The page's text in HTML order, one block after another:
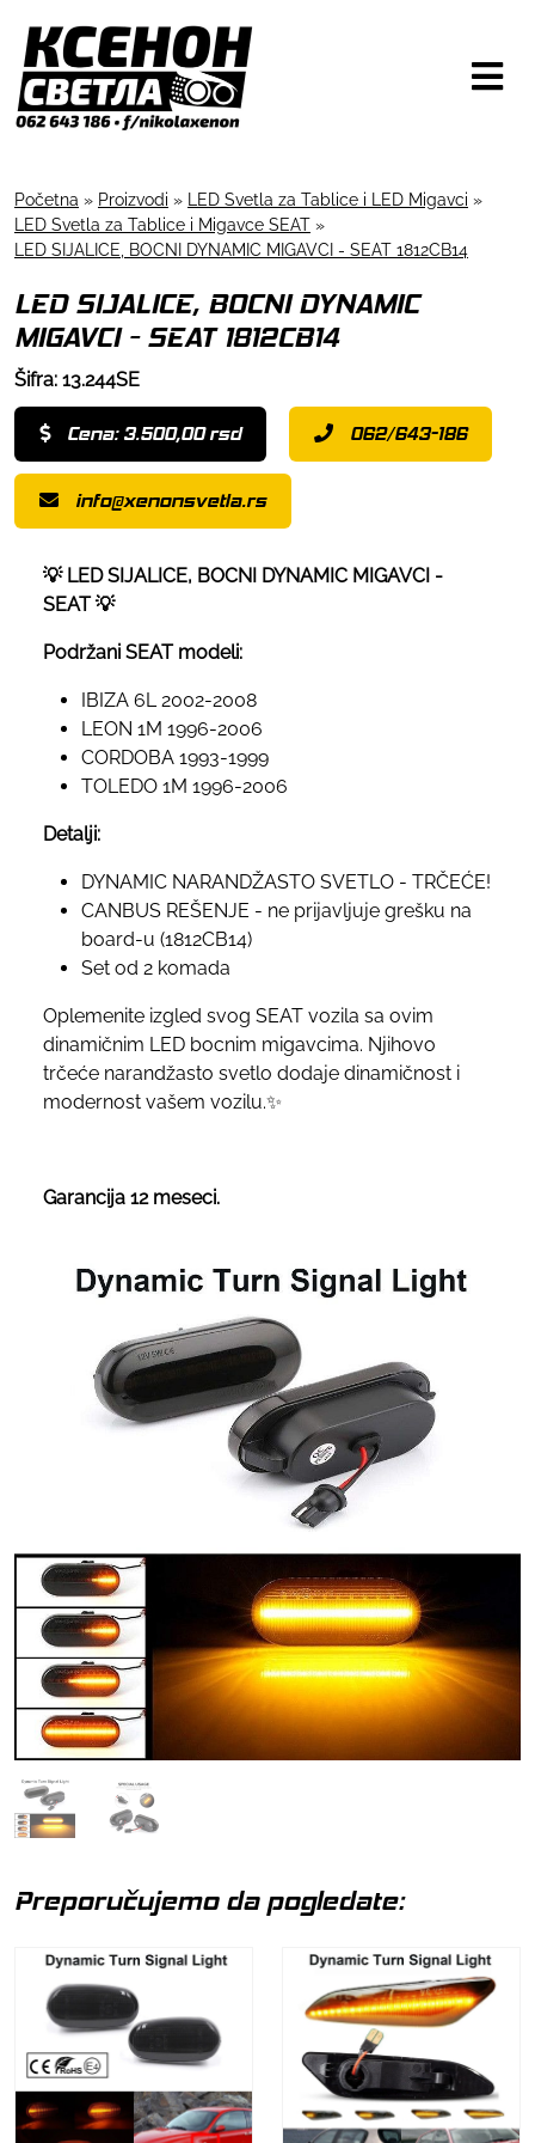
Početna » Proizvodi » LED Svetla za Tablice i LED Migavci »
LED Svetla za Tablice i Migavce SEAT »
LED SIJALICE, BOCNI DYNAMIC MIGAVCI - SEAT 1812CB14
LED SIJALICE, BOCNI DYNAMIC
MIGAVCI - SEAT 1812CB14
Šifra: 13.244SE
Cena: 3.500,00 rsd 062/643-186
info@xenonsvetla.rs
💡 LED SIJALICE, BOCNI DYNAMIC MIGAVCI -
SEAT 💡
Podržani SEAT modeli:
IBIZA 6L 2002-2008
LEON 1M 1996-2006
CORDOBA 1993-1999
TOLEDO 1M 1996-2006
Detalji:
DYNAMIC NARANDŽASTO SVETLO - TRČEĆE!
CANBUS REŠENJE - ne prijavljuje grešku na
board-u (1812CB14)
Set od 2 komada
Oplemenite izgled svog SEAT vozila sa ovim
dinamičnim LED bocnim migavcima. Njihovo
trčeće narandžasto svetlo dodaje dinamičnost i
modernost vašem vozilu.✨
Garancija 12 meseci.
Preporučujemo da pogledate: